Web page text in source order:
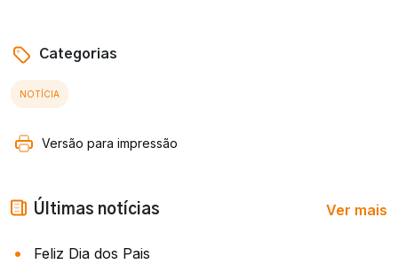
Categorias
NOTÍCIA
Versão para impressão
Últimas notícias Ver mais
Feliz Dia dos Pais